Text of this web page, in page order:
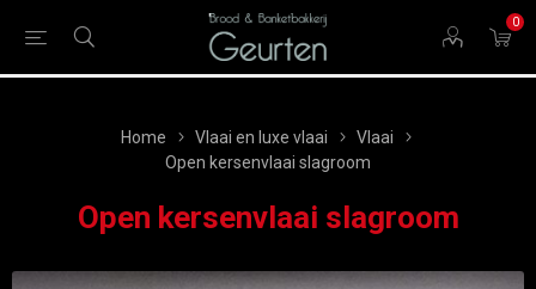
0
Home Vlaai en luxe vlaai
Vlaai
Open kersenvlaai slagroom
Open kersenvlaai slagroom